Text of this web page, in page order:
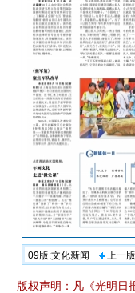
09版:文化新闻 上一版
版权声明：凡《光明日